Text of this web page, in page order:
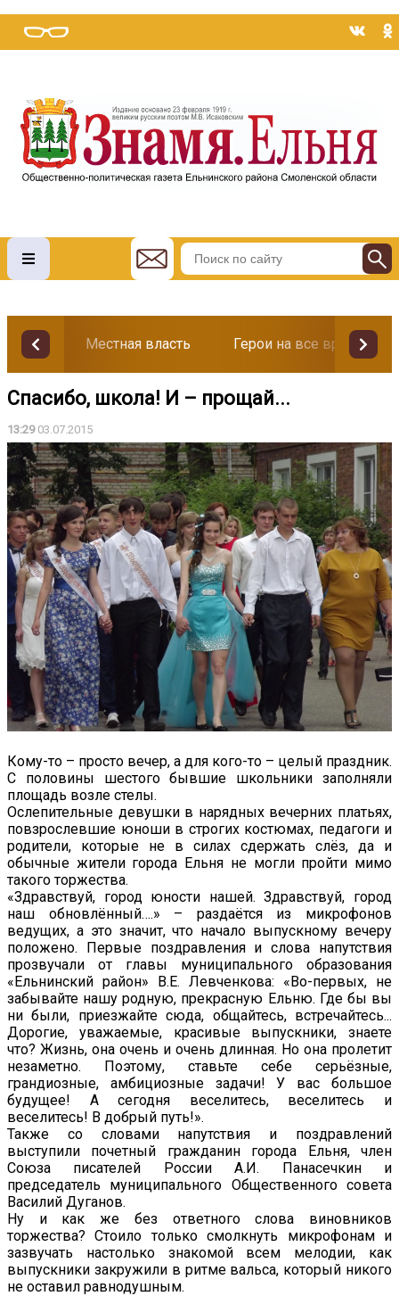
Местная власть Герои на все времена
Спасибо, школа! И – прощай...
13:2903.07.2015
Кому-то – просто вечер, а для кого-то – целый праздник.
С половины шестого бывшие школьники заполняли
площадь возле стелы.
Ослепительные девушки в нарядных вечерних платьях,
повзрослевшие юноши в строгих костюмах, педагоги и
родители, которые не в силах сдержать слёз, да и
обычные жители города Ельня не могли пройти мимо
такого торжества.
«Здравствуй, город юности нашей. Здравствуй, город
наш обновлённый….» – раздаётся из микрофонов
ведущих, а это значит, что начало выпускному вечеру
положено. Первые поздравления и слова напутствия
прозвучали от главы муниципального образования
«Ельнинский район» В.Е. Левченкова: «Во-первых, не
забывайте нашу родную, прекрасную Ельню. Где бы вы
ни были, приезжайте сюда, общайтесь, встречайтесь...
Дорогие, уважаемые, красивые выпускники, знаете
что? Жизнь, она очень и очень длинная. Но она пролетит
незаметно. Поэтому, ставьте себе серьёзные,
грандиозные, амбициозные задачи! У вас большое
будущее! А сегодня веселитесь, веселитесь и
веселитесь! В добрый путь!».
Также со словами напутствия и поздравлений
выступили почетный гражданин города Ельня, член
Союза писателей России А.И. Панасечкин и
председатель муниципального Общественного совета
Василий Дуганов.
Ну и как же без ответного слова виновников
торжества? Стоило только смолкнуть микрофонам и
зазвучать настолько знакомой всем мелодии, как
выпускники закружили в ритме вальса, который никого
не оставил равнодушным.